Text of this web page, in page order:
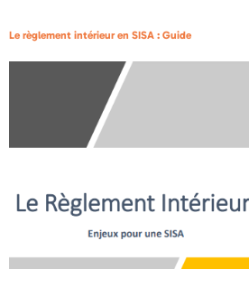
Le règlement intérieur en SISA : Guide